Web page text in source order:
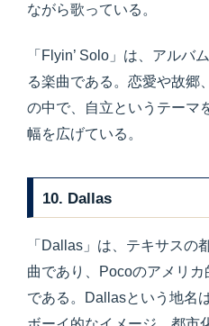
ながら歌っている。
「Flyin’ Solo」は、アルバ
る楽曲である。恋愛や故郷
の中で、自立というテーマ
幅を広げている。
10. Dallas
「Dallas」は、テキサスの
曲であり、Pocoのアメリ
である。Dallasという地名